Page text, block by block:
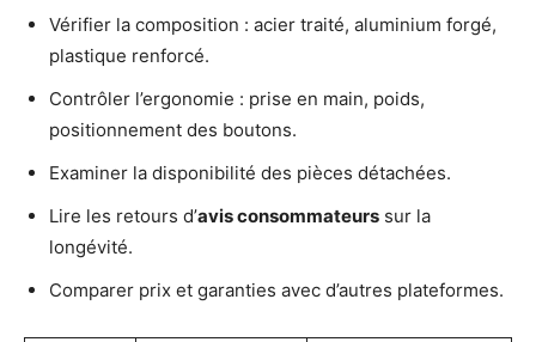
Vérifier la composition : acier traité, aluminium forgé,
plastique renforcé.
Contrôler l’ergonomie : prise en main, poids,
positionnement des boutons.
Examiner la disponibilité des pièces détachées.
Lire les retours d’avis consommateurs sur la
longévité.
Comparer prix et garanties avec d’autres plateformes.